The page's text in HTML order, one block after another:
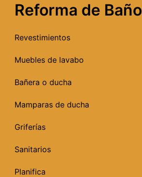
Reforma de Baño
Revestimientos
Muebles de lavabo
Bañera o ducha
Mamparas de ducha
Griferías
Sanitarios
Planifica